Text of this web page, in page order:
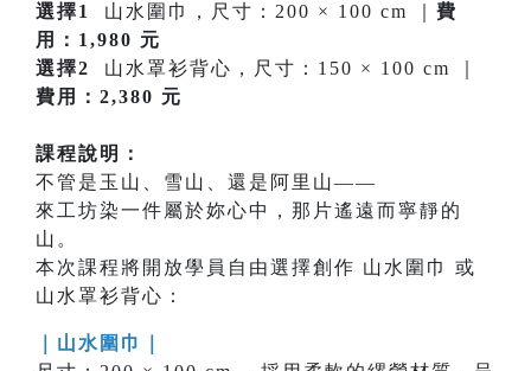
選擇1
山水圍巾，尺寸：200 × 100 cm ｜ 費
用：1,980 元
選擇2
山水罩衫背心，尺寸：150 × 100 cm ｜
費用：2,380 元
課程說明：
不管是玉山、雪山、還是阿里山——
來工坊染一件屬於妳心中，那片遙遠而寧靜的
山。
本次課程將開放學員自由選擇創作 山水圍巾 或
山水罩衫背心：
｜山水圍巾｜